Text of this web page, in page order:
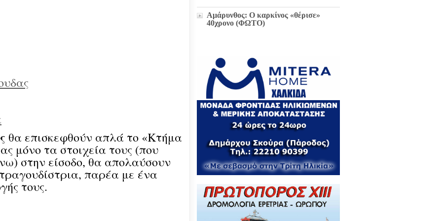
θα επισκεφθούν απλά το «Κτήμα
μόνο τα στοιχεία τους (που
στην είσοδο, θα απολαύσουν
παρέα με ένα
τους.
Αμάρυνθος: Ο καρκίνος «θέρισε»
40χρονο (ΦΩΤΟ)
παρελθόν και μέλλον / Αποκλειστικά
στο EviaZoom.gr: Η ένορκη κατάθεση
πρώην Εισαγγελέα Χαλκίδας:
«Διεφθαρμένοι στη Χαλκίδα όλοι οι
διοικούντες δημόσιοι λειτουργοί...»
(ΕΓΓΡΑΦΑ)
Μετά την Χαλκίδα έμεινε χωρίς νερό
έκτακτης βλάβης...
Ζωή Κωνσταντοπούλου για σκάνδαλο
υποκλοπών: «Να κληθεί ο Εισαγγελέας
του Αρείου Πάγου Κ. Τζαβέλλας στην
Επιτροπή Θεσμών και Διαφάνειας της
Βουλής»